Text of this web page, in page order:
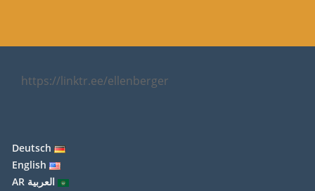
https://linktr.ee/ellenberger
Deutsch
English
العربية AR